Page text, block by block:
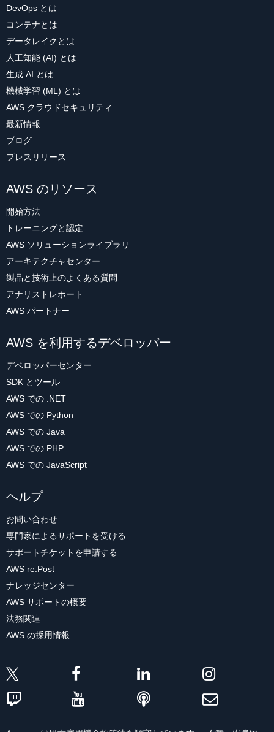
DevOps とは
コンテナとは
データレイクとは
人工知能 (AI) とは
生成 AI とは
機械学習 (ML) とは
AWS クラウドセキュリティ
最新情報
ブログ
プレスリリース
AWS のリソース
開始方法
トレーニングと認定
AWS ソリューションライブラリ
アーキテクチャセンター
製品と技術上のよくある質問
アナリストレポート
AWS パートナー
AWS を利用するデベロッパー
デベロッパーセンター
SDK とツール
AWS での .NET
AWS での Python
AWS での Java
AWS での PHP
AWS での JavaScript
ヘルプ
お問い合わせ
専門家によるサポートを受ける
サポートチケットを申請する
AWS re:Post
ナレッジセンター
AWS サポートの概要
法務関連
AWS の採用情報